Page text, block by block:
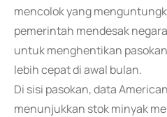
mencolok yang
pemerintah mendesak
untuk menghentikan
lebih cepat di awal bulan.
Di sisi pasokan, data
menunjukkan stok minyak